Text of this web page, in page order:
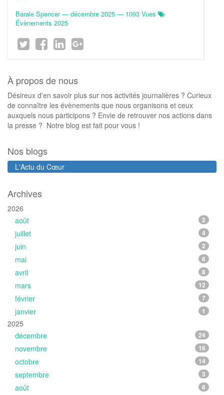
Barale Spencer— décembre 2025 — 1093 Vues
Évènements 2025
À propos de nous
Désireux d'en savoir plus sur nos activités journalières ? Curieux
de connaître les évènements que nous organisons et ceux
auxquels nous participons ? Envie de retrouver nos actions dans
la presse ? Notre blog est fait pour vous !
Nos blogs
L'Actu du Cœur
Archives
2026
août
2
juillet 4
juin 2
mai 6
avril 8
mars 12
février 7
janvier 1
2025
décembre
24
novembre 16
octobre 14
septembre 3
août 6